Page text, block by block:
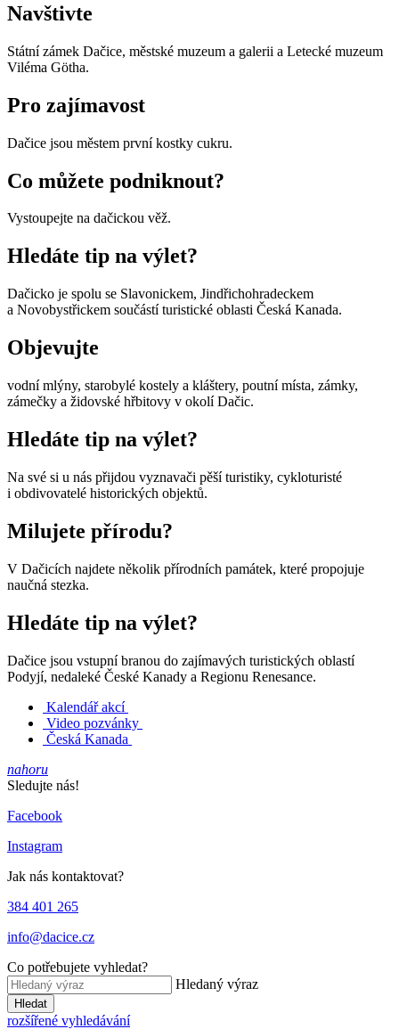
Navštivte
Státní zámek Dačice, městské muzeum a galerii a Letecké muzeum
Viléma Götha.
Pro zajímavost
Dačice jsou městem první kostky cukru.
Co můžete podniknout?
Vystoupejte na dačickou věž.
Hledáte tip na výlet?
Dačicko je spolu se Slavonickem, Jindřichohradeckem
a Novobystřickem součástí turistické oblasti Česká Kanada.
Objevujte
vodní mlýny, starobylé kostely a kláštery, poutní místa, zámky,
zámečky a židovské hřbitovy v okolí Dačic.
Hledáte tip na výlet?
Na své si u nás přijdou vyznavači pěší turistiky, cykloturisté
i obdivovatelé historických objektů.
Milujete přírodu?
V Dačicích najdete několik přírodních památek, které propojuje
naučná stezka.
Hledáte tip na výlet?
Dačice jsou vstupní branou do zajímavých turistických oblastí
Podyjí, nedaleké České Kanady a Regionu Renesance.
Kalendář akcí
Video pozvánky
Česká Kanada
nahoru
Sledujte nás!
Facebook
Instagram
Jak nás kontaktovat?
384 401 265
info@dacice.cz
Co potřebujete vyhledat?
Hledaný výraz
Hledat
rozšířené vyhledávání